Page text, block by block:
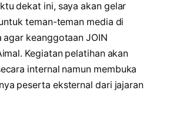
dekat ini, saya akan gelar
teman-teman media di
agar keanggotaan JOIN
Kegiatan pelatihan akan
internal namun membuka
peserta eksternal dari jajaran